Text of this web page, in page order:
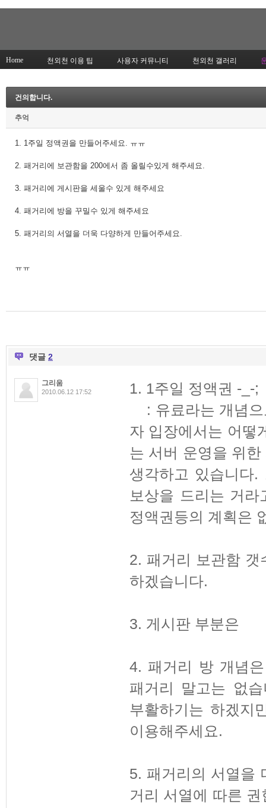
Home 천외천 이용 팁 사용자 커뮤니티 천외천 갤러리
건의합니다.
추억
1. 1주일 정액권을 만들어주세요. ㅠㅠ
2. 패거리에 보관함을 200에서 좀 올릴수있게 해주세요.
3. 패거리에 게시판을 세울수 있게 해주세요
4. 패거리에 방을 꾸밀수 있게 해주세요
5. 패거리의 서열을 더욱 다양하게 만들어주세요.
ㅠㅠ
댓글 2
그리움
2010.06.12 17:52
1. 1주일 정액권 -_-;
: 유료라는 개념으
자 입장에서는 어떻
는 서버 운영을 위
생각하고 있습니다
보상을 드리는 거
정액권등의 계획은
2. 패거리 보관함 갯
하겠습니다.
3. 게시판 부분은
4. 패거리 방 개념
패거리 말고는 없
부활하기는 하겠지
이용해주세요.
5. 패거리의 서열을
거리 서열에 따른